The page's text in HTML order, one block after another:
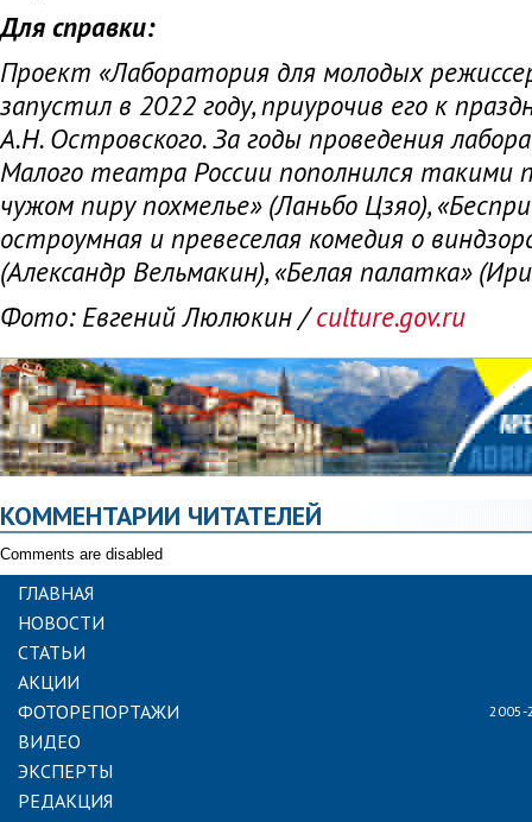
Для справки:
Проект «Лаборатория для молодых
запустил в 2022 году, приурочив его к
А.Н. Островского. За годы проведения
Малого театра России пополнился такими
чужом пиру похмелье» (Ланьбо Цзяо),
остроумная и превеселая комедия о
(Александр Вельмакин), «Белая палатка»
Фото: Евгений Люлюкин /culture.gov.ru
КОММЕНТАРИИ ЧИТАТЕЛЕЙ
Comments are disabled
ГЛАВНАЯ
НОВОСТИ
СТАТЬИ
АКЦИИ
ФОТОРЕПОРТАЖИ
ВИДЕО
ЭКСПЕРТЫ
РЕДАКЦИЯ
2005-